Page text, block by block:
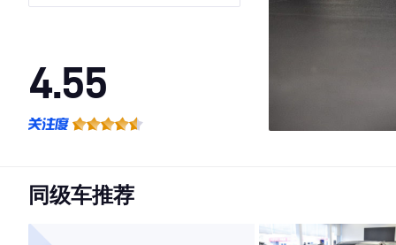
4.55
·空间表现一般，低于63%同级车
同级车推荐